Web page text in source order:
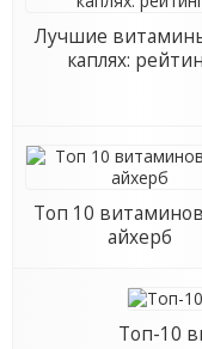
Лучшие
каплях:
Топ 10
айхерб
Топ-10